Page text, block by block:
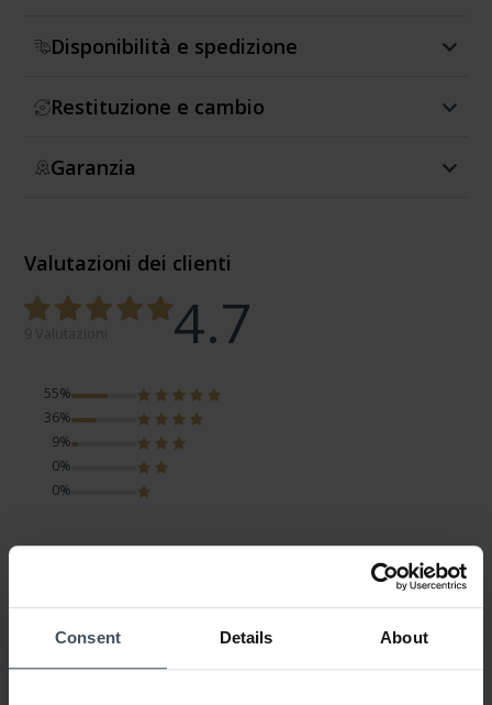
Consent Details About
Disponibilità e spedizione
Restituzione e cambio
Garanzia
Valutazioni dei clienti
4.7
55%
36%
9%
0%
0%
PREZZO-PRESTANZIONE
QUALITÀ